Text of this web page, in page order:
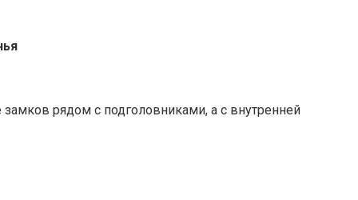
рядом с подголовниками, а с внутренней